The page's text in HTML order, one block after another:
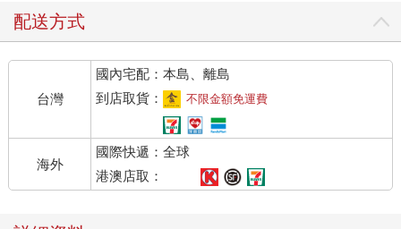
小豬一邊說，一邊做了一個木牌，把它立了起來。
配送方式
台灣
國內宅配：本島、離島
到店取貨：
不限金額免運費
海外
國際快遞：全球
港澳店取：